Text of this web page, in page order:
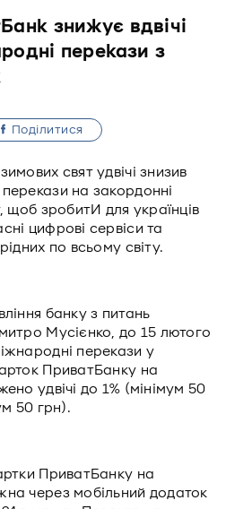
знижує вдвічі
перекази з
Подiлитися
свят удвічі знизив
на закордонні
щоб зробитИ для українців
цифрові сервіси та
по всьому світу.
банку з питань
Мусієнко, до 15 лютого
перекази у
ПриватБанку на
удвічі до 1% (мінімум 50
50 грн).
ПриватБанку на
через мобільний додаток